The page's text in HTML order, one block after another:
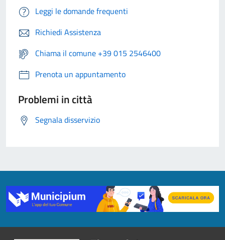
Leggi le domande frequenti
Richiedi Assistenza
Chiama il comune +39 015 2546400
Prenota un appuntamento
Problemi in città
Segnala disservizio